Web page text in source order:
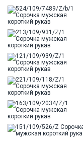
Ворот
Карман
Силуэт